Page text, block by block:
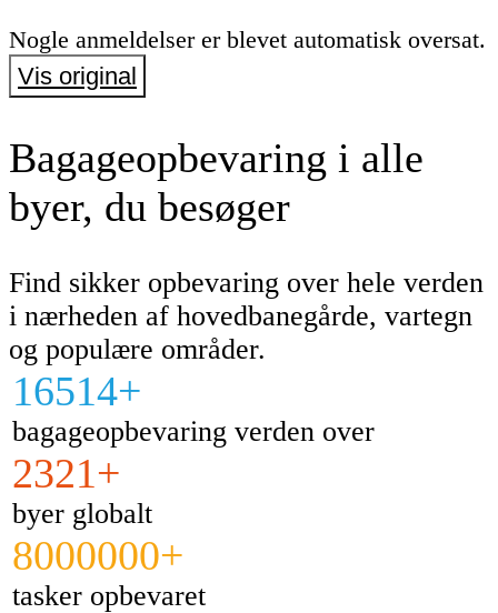
Nogle anmeldelser er blevet automatisk oversat.
Vis original
Bagageopbevaring i alle
byer, du besøger
Find sikker opbevaring over hele verden
i nærheden af hovedbanegårde, vartegn
og populære områder.
16514+
bagageopbevaring verden over
2321+
byer globalt
8000000+
tasker opbevaret